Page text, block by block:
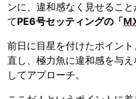
ンに、違和感なく見せるこ
てPE6号セッティングの「
前日に目星を付けたポイン
直し、極力魚に違和感を与
してアプローチ。